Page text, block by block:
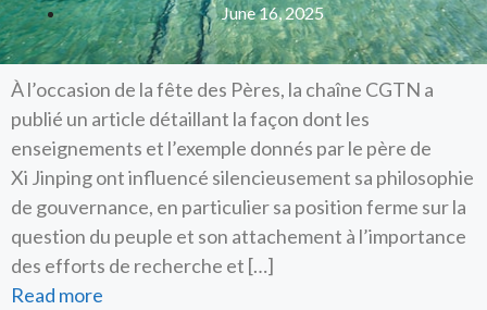
June 16, 2025
À l’occasion de la fête des Pères, la chaîne CGTN a
publié un article détaillant la façon dont les
enseignements et l’exemple donnés par le père de
Xi Jinping ont influencé silencieusement sa philosophie
de gouvernance, en particulier sa position ferme sur la
question du peuple et son attachement à l’importance
des efforts de recherche et […]
Read more